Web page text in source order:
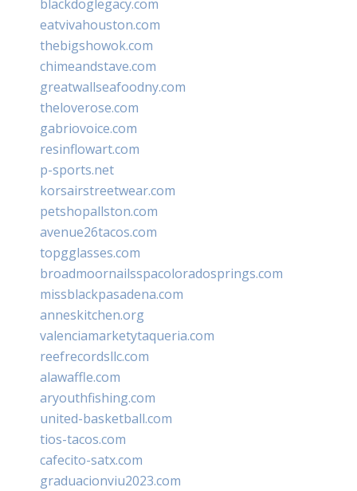
blackdoglegacy.com
eatvivahouston.com
thebigshowok.com
chimeandstave.com
greatwallseafoodny.com
theloverose.com
gabriovoice.com
resinflowart.com
p-sports.net
korsairstreetwear.com
petshopallston.com
avenue26tacos.com
topgglasses.com
broadmoornailsspacoloradosprings.com
missblackpasadena.com
anneskitchen.org
valenciamarketytaqueria.com
reefrecordsllc.com
alawaffle.com
aryouthfishing.com
united-basketball.com
tios-tacos.com
cafecito-satx.com
graduacionviu2023.com